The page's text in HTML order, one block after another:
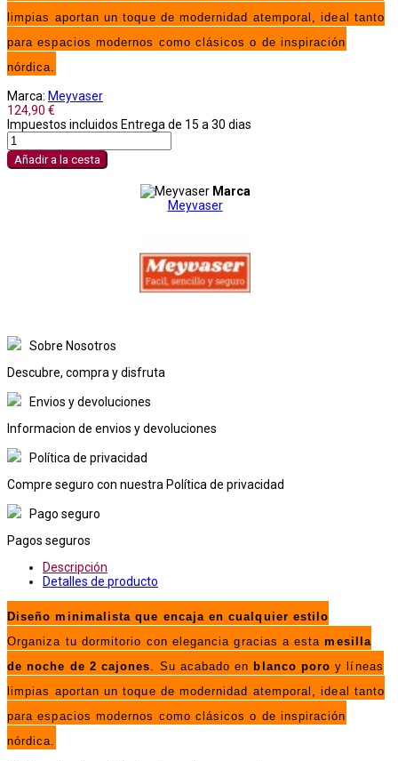
limpias aportan un toque de modernidad atemporal, ideal tanto
para espacios modernos como clásicos o de inspiración
nórdica.
Marca: Meyvaser
124,90 €
Impuestos incluidos Entrega de 15 a 30 dias
Añadir a la cesta
Marca
Meyvaser
Sobre Nosotros
Descubre, compra y disfruta
Envios y devoluciones
Informacion de envios y devoluciones
Política de privacidad
Compre seguro con nuestra Política de privacidad
Pago seguro
Pagos seguros
Descripción
Detalles de producto
Diseño minimalista que encaja en cualquier estilo
Organiza tu dormitorio con elegancia gracias a estamesilla
de noche de 2 cajones . Su acabado en blanco poro y líneas
limpias aportan un toque de modernidad atemporal, ideal tanto
para espacios modernos como clásicos o de inspiración
nórdica.